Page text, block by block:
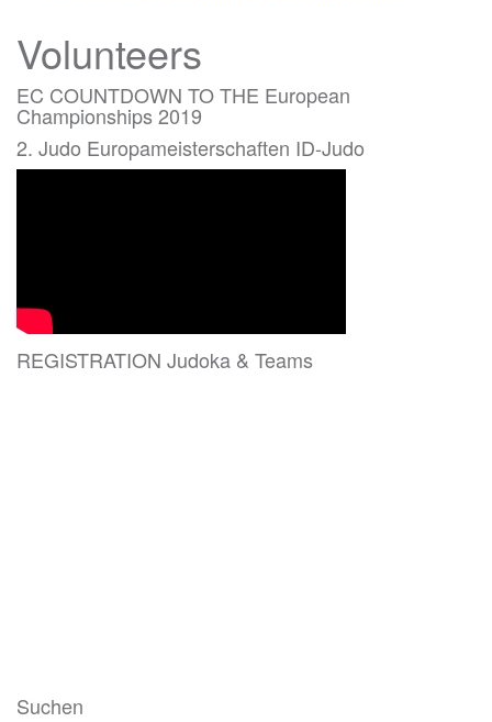
Volunteers
EC COUNTDOWN TO THE European
Championships 2019
2. Judo Europameisterschaften ID-Judo
REGISTRATION Judoka & Teams
Suchen